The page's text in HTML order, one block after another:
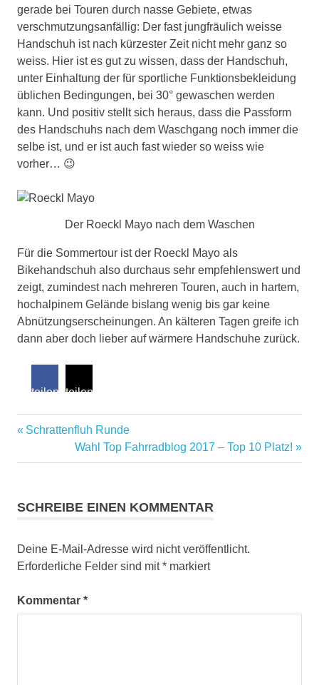
gerade bei Touren durch nasse Gebiete, etwas
verschmutzungsanfällig: Der fast jungfräulich weisse
Handschuh ist nach kürzester Zeit nicht mehr ganz so
weiss. Hier ist es gut zu wissen, dass der Handschuh,
unter Einhaltung der für sportliche Funktionsbekleidung
üblichen Bedingungen, bei 30° gewaschen werden
kann. Und positiv stellt sich heraus, dass die Passform
des Handschuhs nach dem Waschgang noch immer die
selbe ist, und er ist auch fast wieder so weiss wie
vorher… 😉
Der Roeckl Mayo nach dem Waschen
Für die Sommertour ist der Roeckl Mayo als
Bikehandschuh also durchaus sehr empfehlenswert und
zeigt, zumindest nach mehreren Touren, auch in hartem,
hochalpinem Gelände bislang wenig bis gar keine
Abnützungserscheinungen. An kälteren Tagen greife ich
dann aber doch lieber auf wärmere Handschuhe zurück.
teilen teilen
Gel-
Mayo
Sports
suntan
Kompatibilität
Beitragsnavigation
Vorheriger
Schrattenfluh Runde
Nächster
Beitrag:
Wahl Top Fahrradblog 2017 – Top 10 Platz!
SCHREIBE EINEN KOMMENTAR
Deine E-Mail-Adresse wird nicht veröffentlicht.
Erforderliche Felder sind mit* markiert
Kommentar *